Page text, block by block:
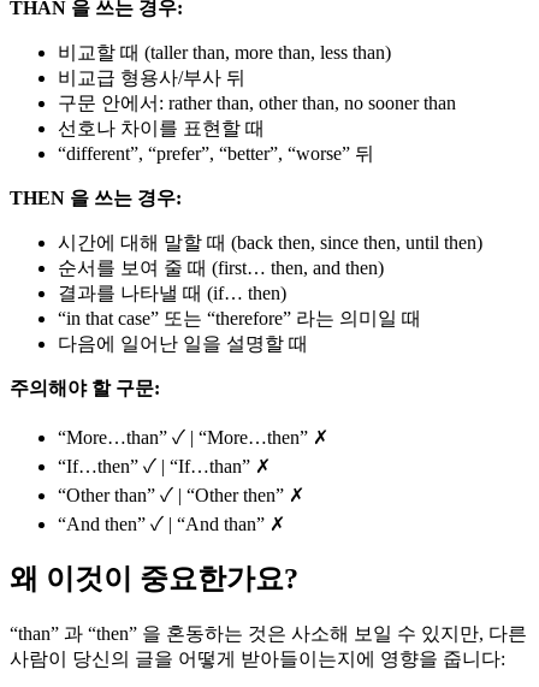
THAN 을 쓰는 경우:
비교할 때 (taller than, more than, less than)
비교급 형용사/부사 뒤
구문 안에서: rather than, other than, no sooner than
선호나 차이를 표현할 때
“different”, “prefer”, “better”, “worse” 뒤
THEN 을 쓰는 경우:
시간에 대해 말할 때 (back then, since then, until then)
순서를 보여 줄 때 (first… then, and then)
결과를 나타낼 때 (if… then)
“in that case” 또는 “therefore” 라는 의미일 때
다음에 일어난 일을 설명할 때
주의해야 할 구문:
“More…than” ✓ | “More…then” ✗
“If…then” ✓ | “If…than” ✗
“Other than” ✓ | “Other then” ✗
“And then” ✓ | “And than” ✗
왜 이것이 중요한가요?
“than” 과 “then” 을 혼동하는 것은 사소해 보일 수 있지만, 다른
사람이 당신의 글을 어떻게 받아들이는지에 영향을 줍니다: